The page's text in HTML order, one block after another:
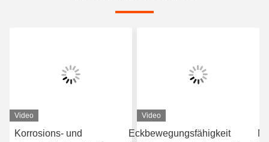
Video
Korrosions- und
Video
Eckbewegungsfähigkeit